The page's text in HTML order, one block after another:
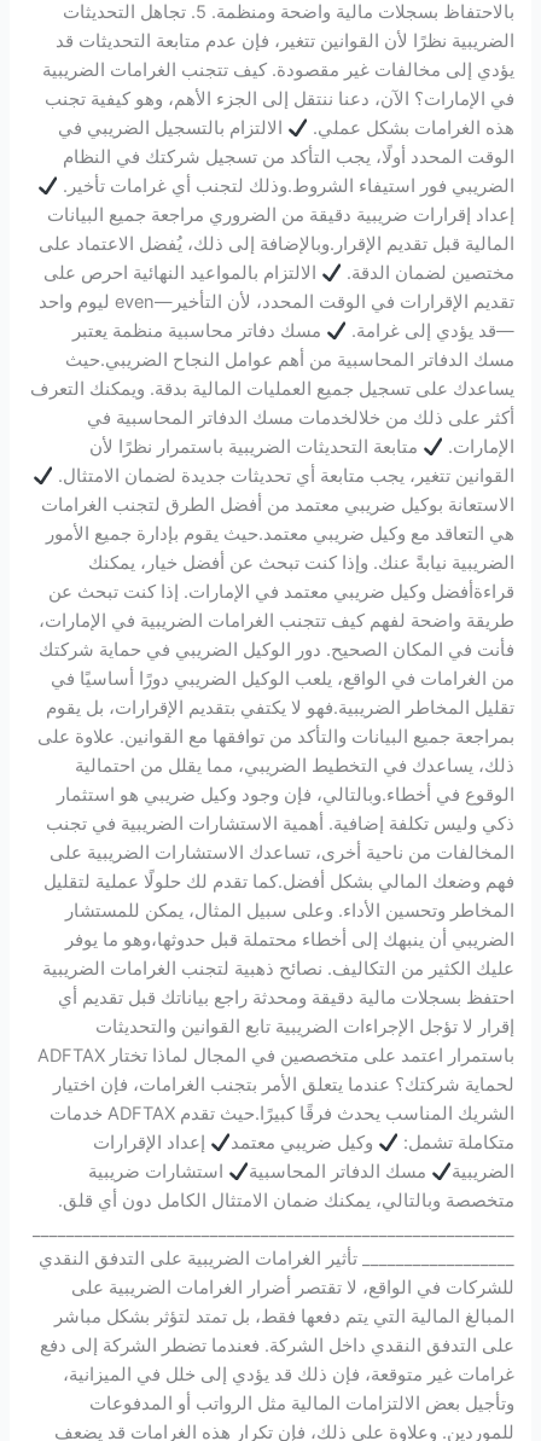
بالاحتفاظ بسجلات مالية واضحة ومنظمة. 5. تجاهل التحديثات
الضريبية نظرًا لأن القوانين تتغير، فإن عدم متابعة التحديثات قد
يؤدي إلى مخالفات غير مقصودة. كيف تتجنب الغرامات الضريبية
في الإمارات؟ الآن، دعنا ننتقل إلى الجزء الأهم، وهو كيفية تجنب
هذه الغرامات بشكل عملي.
الالتزام بالتسجيل الضريبي في
الوقت المحدد أولًا، يجب التأكد من تسجيل شركتك في النظام
الضريبي فور استيفاء الشروط.وذلك لتجنب أي غرامات تأخير.
إعداد إقرارات ضريبية دقيقة من الضروري مراجعة جميع البيانات
المالية قبل تقديم الإقرار.وبالإضافة إلى ذلك، يُفضل الاعتماد على
مختصين لضمان الدقة.
الالتزام بالمواعيد النهائية احرص على
تقديم الإقرارات في الوقت المحدد، لأن التأخير—even ليوم واحد
—قد يؤدي إلى غرامة.
مسك دفاتر محاسبية منظمة يعتبر
مسك الدفاتر المحاسبية من أهم عوامل النجاح الضريبي.حيث
يساعدك على تسجيل جميع العمليات المالية بدقة. ويمكنك التعرف
أكثر على ذلك من خلالخدمات مسك الدفاتر المحاسبية في
الإمارات.
متابعة التحديثات الضريبية باستمرار نظرًا لأن
القوانين تتغير، يجب متابعة أي تحديثات جديدة لضمان الامتثال.
الاستعانة بوكيل ضريبي معتمد من أفضل الطرق لتجنب الغرامات
هي التعاقد مع وكيل ضريبي معتمد.حيث يقوم بإدارة جميع الأمور
الضريبية نيابةً عنك. وإذا كنت تبحث عن أفضل خيار، يمكنك
قراءةأفضل وكيل ضريبي معتمد في الإمارات. إذا كنت تبحث عن
طريقة واضحة لفهم كيف تتجنب الغرامات الضريبية في الإمارات،
فأنت في المكان الصحيح. دور الوكيل الضريبي في حماية شركتك
من الغرامات في الواقع، يلعب الوكيل الضريبي دورًا أساسيًا في
تقليل المخاطر الضريبية.فهو لا يكتفي بتقديم الإقرارات، بل يقوم
بمراجعة جميع البيانات والتأكد من توافقها مع القوانين. علاوة على
ذلك، يساعدك في التخطيط الضريبي، مما يقلل من احتمالية
الوقوع في أخطاء.وبالتالي، فإن وجود وكيل ضريبي هو استثمار
ذكي وليس تكلفة إضافية. أهمية الاستشارات الضريبية في تجنب
المخالفات من ناحية أخرى، تساعدك الاستشارات الضريبية على
فهم وضعك المالي بشكل أفضل.كما تقدم لك حلولًا عملية لتقليل
المخاطر وتحسين الأداء. وعلى سبيل المثال، يمكن للمستشار
الضريبي أن ينبهك إلى أخطاء محتملة قبل حدوثها،وهو ما يوفر
عليك الكثير من التكاليف. نصائح ذهبية لتجنب الغرامات الضريبية
احتفظ بسجلات مالية دقيقة ومحدثة راجع بياناتك قبل تقديم أي
إقرار لا تؤجل الإجراءات الضريبية تابع القوانين والتحديثات
باستمرار اعتمد على متخصصين في المجال لماذا تختار ADFTAX
لحماية شركتك؟ عندما يتعلق الأمر بتجنب الغرامات، فإن اختيار
الشريك المناسب يحدث فرقًا كبيرًا.حيث تقدم ADFTAX خدمات
متكاملة تشمل:
وكيل ضريبي معتمد
إعداد الإقرارات
الضريبية
مسك الدفاتر المحاسبية
استشارات ضريبية
متخصصة وبالتالي، يمكنك ضمان الامتثال الكامل دون أي قلق.
__________________ تأثير الغرامات الضريبية على التدفق النقدي
للشركات في الواقع، لا تقتصر أضرار الغرامات الضريبية على
المبالغ المالية التي يتم دفعها فقط، بل تمتد لتؤثر بشكل مباشر
على التدفق النقدي داخل الشركة. فعندما تضطر الشركة إلى دفع
غرامات غير متوقعة، فإن ذلك قد يؤدي إلى خلل في الميزانية،
وتأجيل بعض الالتزامات المالية مثل الرواتب أو المدفوعات
للموردين. وعلاوة على ذلك، فإن تكرار هذه الغرامات قد يضعف